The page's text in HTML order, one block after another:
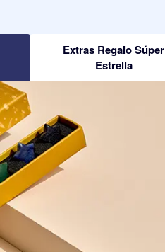
Extras Regalo Súper
Estrella